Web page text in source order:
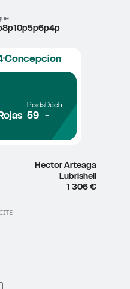
Concepcion
Poids
59
Déch.
-
Hector Arteaga
Lubrishell
1 306 €